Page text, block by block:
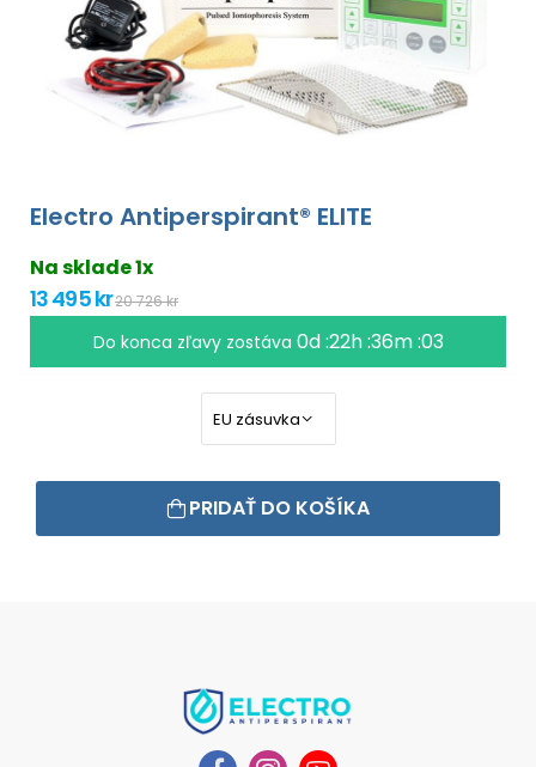
Electro Antiperspirant® ELITE
Na sklade 1x
13 495 kr20 726 kr
Do konca zľavy zostáva 0d :22h :36m :02
PRIDAŤ DO KOŠÍKA